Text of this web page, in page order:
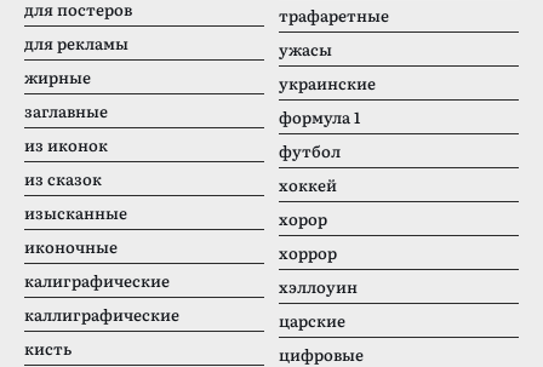
для постеров
для рекламы
жирные
заглавные
из иконок
из сказок
изысканные
иконочные
калиграфические
каллиграфические
кисть
трафаретные
ужасы
украинские
формула 1
футбол
хоккей
хорор
хоррор
хэллоуин
царские
цифровые